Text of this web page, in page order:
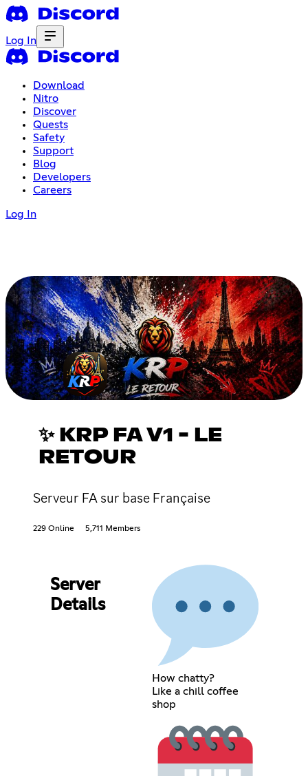
Log In
Download
Nitro
Discover
Quests
Safety
Support
Blog
Developers
Careers
Log In
✨ KRP FA V1 - LE
RETOUR
Serveur FA sur base Française
229 Online 5,711 Members
Server
Details
How chatty?
Like a chill coffee
shop